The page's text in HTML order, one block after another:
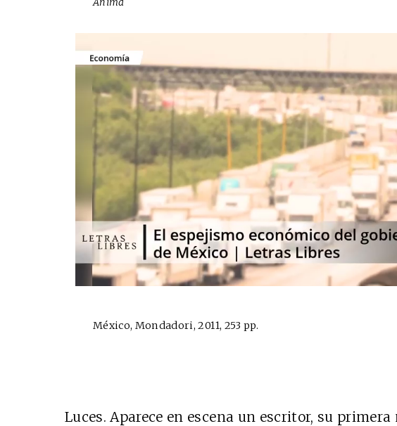
México, Mondadori, 2011, 253 pp.
Luces. Aparece en escena un escritor, su